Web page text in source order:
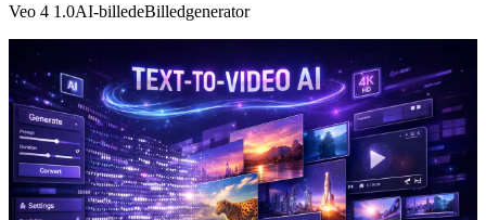
Veo 4 1.0AI-billedeBilledgenerator